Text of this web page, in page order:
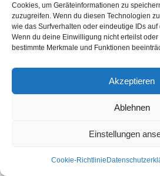
Cookies, um Geräteinformationen zu
zuzugreifen. Wenn du diesen Technologien
wie das Surfverhalten oder eindeutige IDs
Wenn du deine Einwilligung nicht erteilst
bestimmte Merkmale und Funktionen
Akzeptieren
Ablehnen
Einstellungen
Cookie-Richtlinie
PADERBORN (Öztürk) Bielefeld’deki Alstar
Işık Reisen’ın ortaklaşa tertipledikleri ve Pazar
Türkiye’de tatil mekanları fuarının açılış galası...
Weiterlesen
© Öztürk Gazetesi 1986